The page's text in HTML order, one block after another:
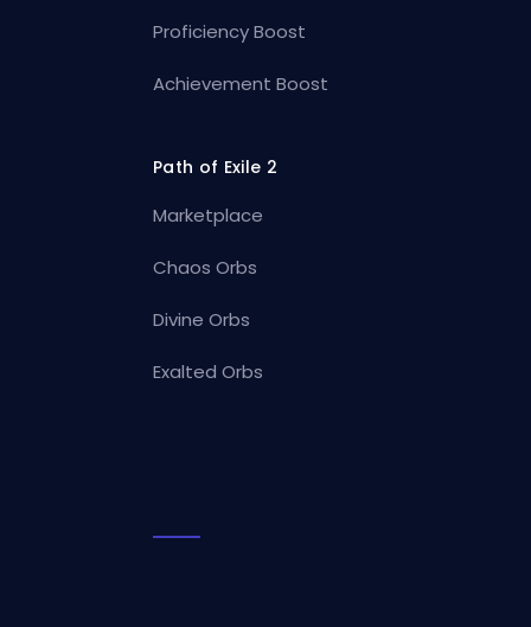
Proficiency Boost
Achievement Boost
Path of Exile 2
Marketplace
Chaos Orbs
Divine Orbs
Exalted Orbs